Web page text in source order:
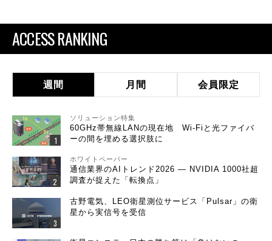
ACCESS RANKING
週間 月間 会員限定
ソリューション特集
60GHz帯無線LANの現在地 Wi-Fiと光ファイバ
ーの間を埋める選択肢に
ホワイトペーパー
通信業界のAIトレンド2026 ― NVIDIA 1000社超
調査が捉えた「転換点」
古野電気、LEO衛星測位サービス「Pulsar」の衛
星から実信号を受信